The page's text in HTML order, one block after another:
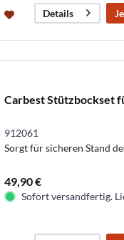
Details
Carbest Stützbockset
912061
Sorgt für sicheren Stand
49,90 €
Sofort versandfertig.